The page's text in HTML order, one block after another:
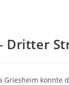
Dritter
Griesheim konnte